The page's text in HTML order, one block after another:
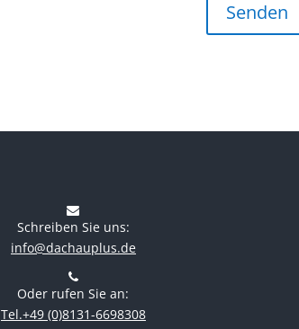
Schreiben Sie uns:
info@dachauplus.de
Oder rufen Sie an:
Tel.+49 (0)8131-6698308